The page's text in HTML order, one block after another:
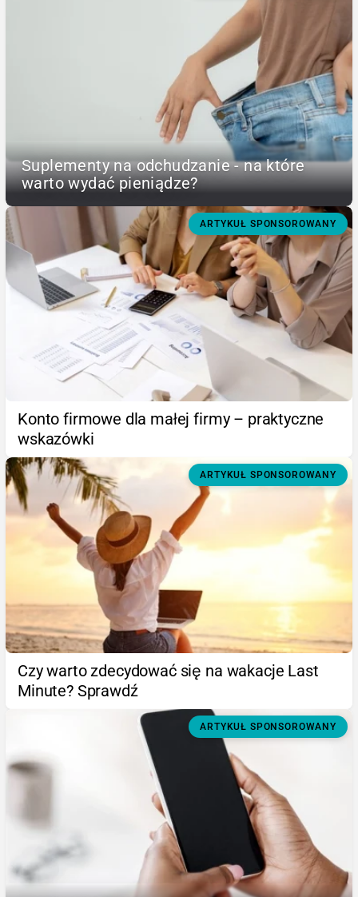
Suplementy na odchudzanie - na które
warto wydać pieniądze?
ARTYKUŁ SPONSOROWANY
Konto firmowe dla małej firmy – praktyczne
wskazówki
ARTYKUŁ SPONSOROWANY
Czy warto zdecydować się na wakacje Last
Minute? Sprawdź
ARTYKUŁ SPONSOROWANY